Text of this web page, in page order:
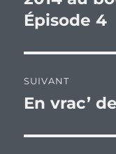
Épisode 4
SUIVANT
Publication
En vrac’